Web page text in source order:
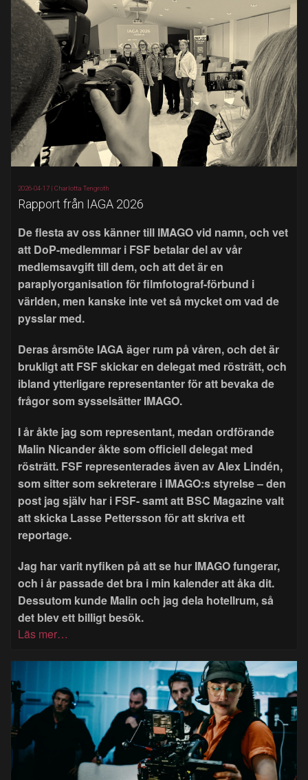
2026-04-17 | Charlotta Tengroth
Rapport från IAGA 2026
De flesta av oss känner till IMAGO vid namn, och vet
att DoP-medlemmar i FSF betalar del av vår
medlemsavgift till dem, och att det är en
paraplyorganisation för filmfotograf-förbund i
världen, men kanske inte vet så mycket om vad de
pysslar med.
Deras årsmöte IAGA äger rum på våren, och det är
brukligt att FSF skickar en delegat med rösträtt, och
ibland ytterligare representanter för att bevaka de
frågor som sysselsätter IMAGO.
I år åkte jag som representant, medan ordförande
Malin Nicander åkte som officiell delegat med
rösträtt. FSF representerades även av Alex Lindén,
som sitter som sekreterare i IMAGO:s styrelse – den
post jag själv har i FSF- samt att BSC Magazine valt
att skicka Lasse Pettersson för att skriva ett
reportage.
Jag har varit nyfiken på att se hur IMAGO fungerar,
och i år passade det bra i min kalender att åka dit.
Dessutom kunde Malin och jag dela hotellrum, så
det blev ett billigt besök.
Läs mer…